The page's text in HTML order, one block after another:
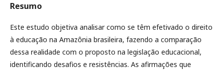
Resumo
Este estudo objetiva analisar como se têm efetivado o direito
à educação na Amazônia brasileira, fazendo a comparação
dessa realidade com o proposto na legislação educacional,
identificando desafios e resistências. As afirmações que